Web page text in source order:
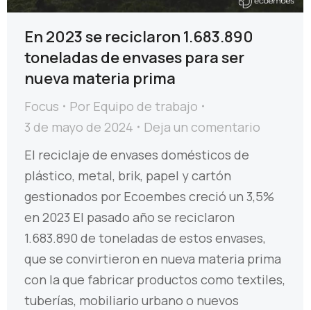
En 2023 se reciclaron 1.683.890
toneladas de envases para ser
nueva materia prima
Focus Por Equipo de trabajo
3 de mayo de 2024
Deja un comentario
El reciclaje de envases domésticos de
plástico, metal, brik, papel y cartón
gestionados por Ecoembes creció un 3,5%
en 2023 El pasado año se reciclaron
1.683.890 de toneladas de estos envases,
que se convirtieron en nueva materia prima
con la que fabricar productos como textiles,
tuberías, mobiliario urbano o nuevos